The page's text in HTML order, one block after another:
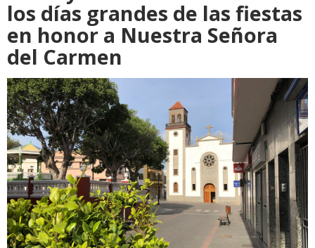
los días grandes de las fiestas
en honor a Nuestra Señora
del Carmen